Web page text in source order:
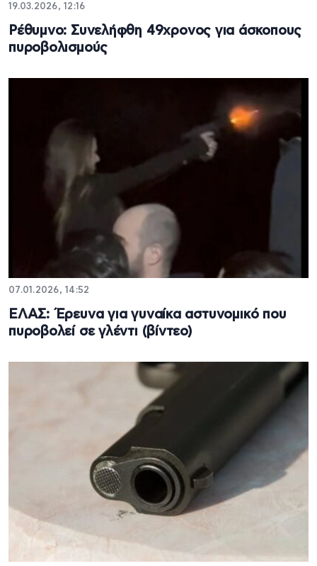
19.03.2026, 12:16
Ρέθυμνο: Συνελήφθη 49χρονος για άσκοπους
πυροβολισμούς
07.01.2026, 14:52
ΕΛΑΣ: Έρευνα για γυναίκα αστυνομικό που
πυροβολεί σε γλέντι (βίντεο)